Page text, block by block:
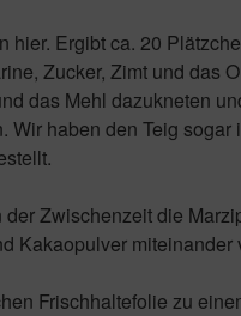
hier. Ergibt ca. 20
Zucker, Zimt und das
das Mehl dazukneten
Wir haben den Teig
der Zwischenzeit die
Kakaopulver miteinander
Frischhaltefolie zu